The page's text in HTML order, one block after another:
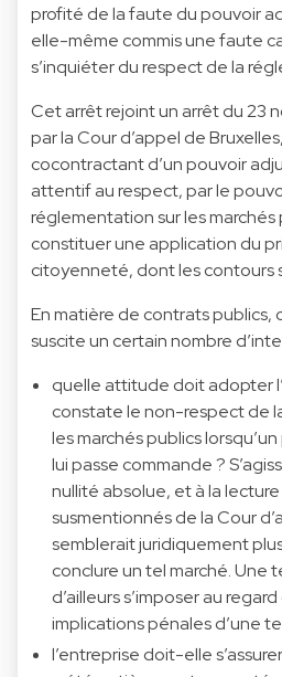
profité de la faute du pouvoir
elle-même commis une faute
s’inquiéter du respect de la
Cet arrêt rejoint un arrêt du 23
par la Cour d’appel de
cocontractant d’un pouvoir
attentif au respect, par le
réglementation sur les marchés
constituer une application du
citoyenneté, dont les contours
En matière de contrats
suscite un certain nombre
quelle attitude doit adopter
constate le non-respect de
les marchés publics
lui passe commande ?
nullité absolue, et à la
susmentionnés de la Cour
semblerait juridiquement
conclure un tel marché. Une
d’ailleurs s’imposer au
implications pénales d’une
l’entreprise doit-elle